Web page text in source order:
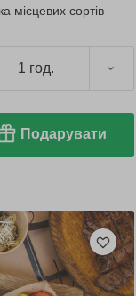
місцевих сортів
1 год.
Подарувати